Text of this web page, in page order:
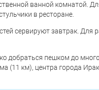
ванной комнатой.
в ресторане.
сервируют завтрак. Для
добраться пешком до
(11 км), центра города